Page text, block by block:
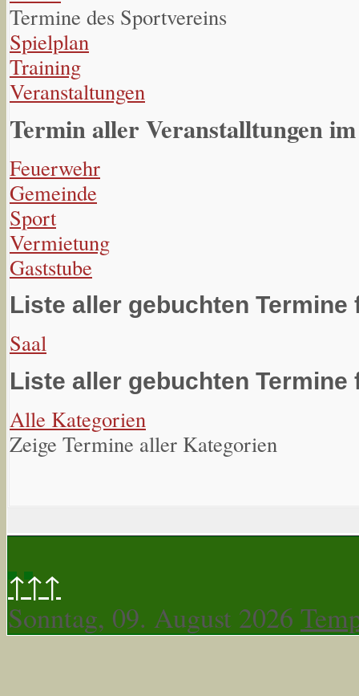
Termine des Sportvereins
Spielplan
Training
Veranstaltungen
Termin aller Veranstalltungen
Feuerwehr
Gemeinde
Sport
Vermietung
Gaststube
Liste aller gebuchten
Saal
Liste aller gebuchten Termine
Alle Kategorien
Zeige Termine aller Kategorien
↑↑↑
Sonntag, 09. August 2026